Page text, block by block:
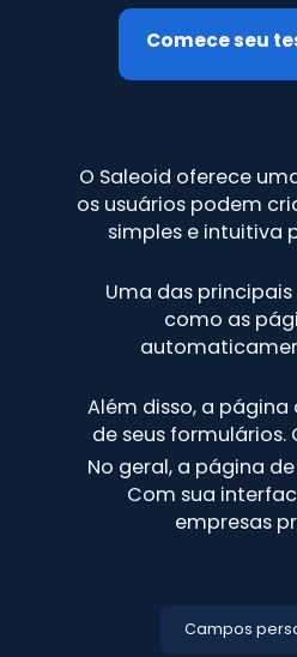
Comece seu
O Saleoid oferece
os usuários podem
simples e intuitiva
Uma das
como as
Além disso, a
de seus
No geral, a página
Com sua
empresas
Campos